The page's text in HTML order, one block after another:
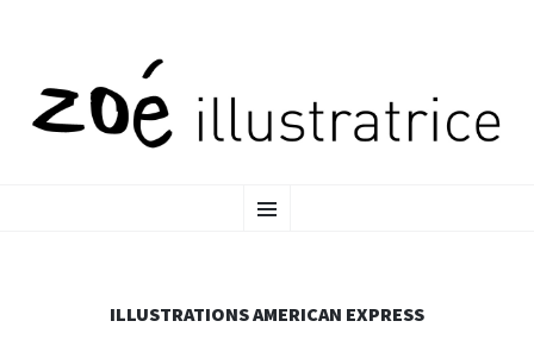
MENU
AU
ILLUSTRATIONS AMERICAN EXPRESS